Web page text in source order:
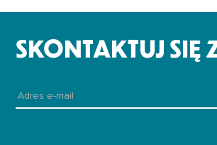
SKONTAKTUJ SIĘ